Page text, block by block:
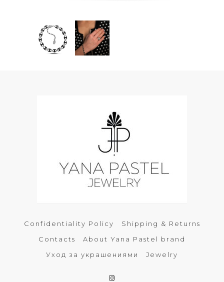
Confidentiality Policy
Shipping & Returns
Contacts
About Yana Pastel brand
Уход за украшениями
Jewelry